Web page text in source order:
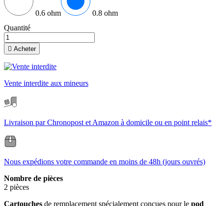
0.6 ohm
0.8 ohm
Quantité
 Acheter
Vente interdite aux mineurs
Livraison par Chronopost et Amazon à domicile ou en point relais*
Nous expédions votre commande en moins de 48h (jours ouvrés)
Nombre de pièces
2 pièces
Cartouches de remplacement spécialement conçues pour le pod